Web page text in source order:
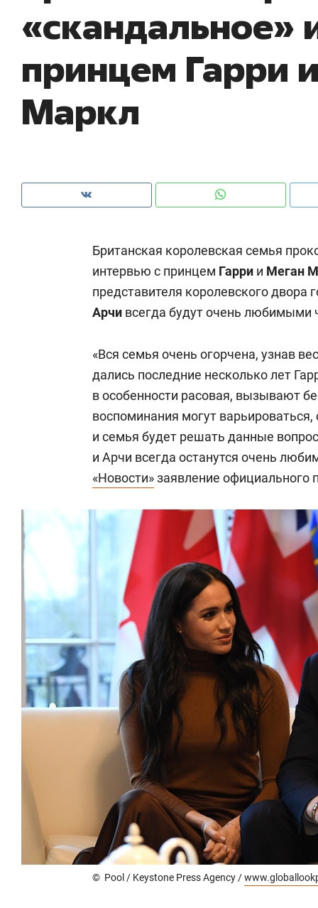
«скандальное»
принцем Гарри
Маркл
Британская королевская семья
интервью с принцем Гарри и Меган
представителя королевского двора
Арчи всегда будут очень любимыми
«Вся семья очень огорчена, узнав
дались последние несколько лет
в особенности расовая, вызывают
воспоминания могут
и семья будет решать данные
и Арчи всегда останутся очень
«Новости»заявление официального
© Pool / Keystone Press Agency /
чем интересен Оман?
Рекомендуем
Как ГК «МИР ГРУПП» и ВТБ
создают оазис жилого
комфорта под Казанью
Рекомендуем
150 камер
ID вместо